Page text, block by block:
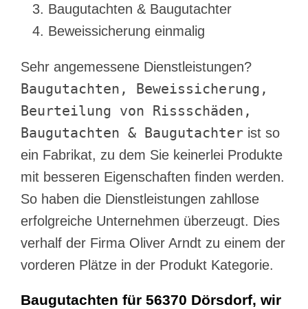
Baugutachten & Baugutachter
Beweissicherung einmalig
Sehr angemessene Dienstleistungen?
Baugutachten, Beweissicherung,
Beurteilung von Rissschäden,
Baugutachten & Baugutachter ist so
ein Fabrikat, zu dem Sie keinerlei Produkte
mit besseren Eigenschaften finden werden.
So haben die Dienstleistungen zahllose
erfolgreiche Unternehmen überzeugt. Dies
verhalf der Firma Oliver Arndt zu einem der
vorderen Plätze in der Produkt Kategorie.
Baugutachten für 56370 Dörsdorf, wir